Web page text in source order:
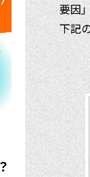
要因
下記